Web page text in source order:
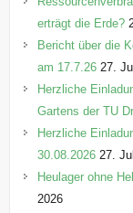
erträgt die Erde?
Bericht über die
am 17.7.26 27.
Herzliche
Gartens der TU
Herzliche
30.08.2026 27.
Heulager ohne
2026